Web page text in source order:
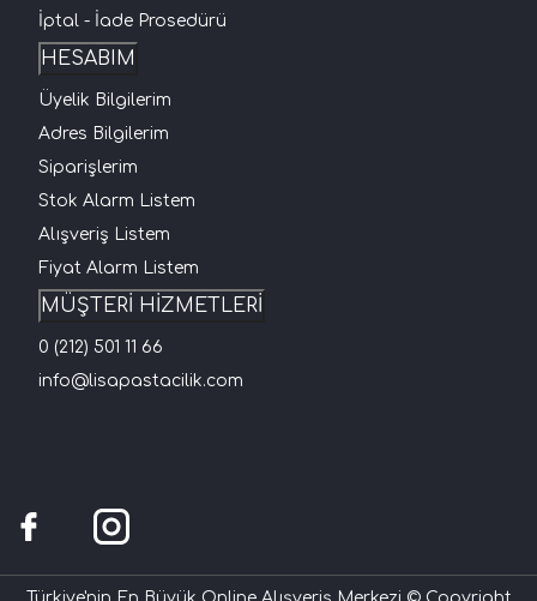
İptal - İade Prosedürü
HESABIM
Üyelik Bilgilerim
Adres Bilgilerim
Siparişlerim
Stok Alarm Listem
Alışveriş Listem
Fiyat Alarm Listem
MÜŞTERİ HİZMETLERİ
0 (212) 501 11 66
info@lisapastacilik.com